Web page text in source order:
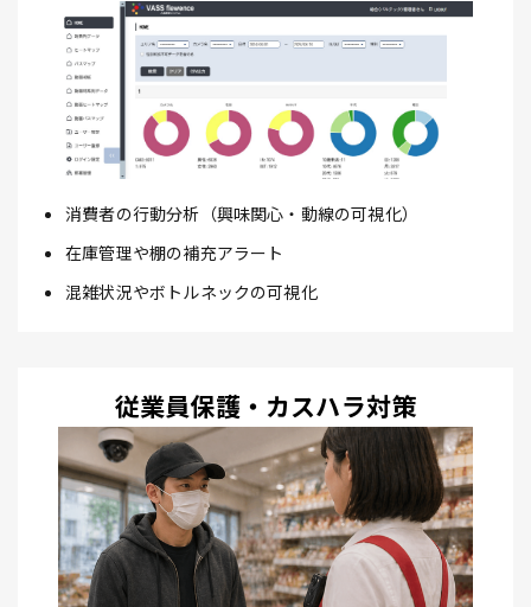
消費者の行動分析（興味関心・動線の可視化）
在庫管理や棚の補充アラート
混雑状況やボトルネックの可視化
従業員保護・カスハラ対策